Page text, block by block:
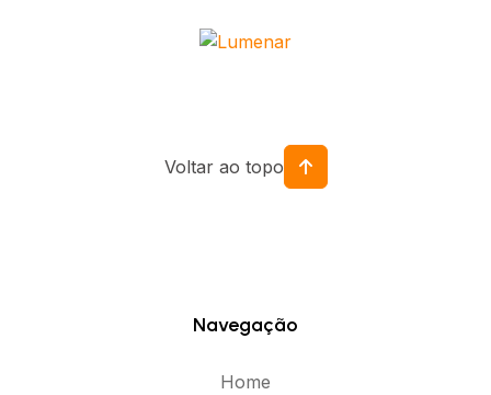
Itu
Mogi Guaçu
Voltar ao topo
Navegação
Home